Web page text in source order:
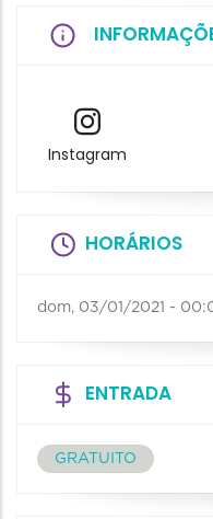
Instagram
HORÁRIOS
dom, 03/01/2021 -
ENTRADA
GRATUITO